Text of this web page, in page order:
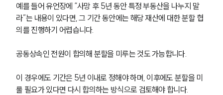
예를 들어 유언장에 “사망 후 5년 동안 특정 부동산을 나누지 말
라”는 내용이 있다면, 그 기간 동안에는 해당 재산에 대한 분할 협
의를 진행하기 어렵습니다.
공동상속인 전원이 합의해 분할을 미루는 것도 가능합니다.
이 경우에도 기간은 5년 이내로 정해야 하며, 이후에도 분할을 미
룰 필요가 있다면 다시 합의하는 방식으로 검토해야 합니다.